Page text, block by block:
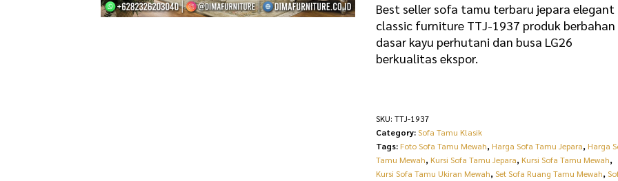
Best seller sofa tamu terbaru jepara elegant
classic furniture TTJ-1937 produk berbahan
dasar kayu perhutani dan busa LG26
berkualitas ekspor.
SKU:TTJ-1937
Category: Sofa Tamu Klasik
Tags: Foto Sofa Tamu Mewah, Harga Sofa Tamu Jepara, Harga
Tamu Mewah, Kursi Sofa Tamu Jepara, Kursi Sofa Tamu Mewah,
Kursi Sofa Tamu Ukiran Mewah, Set Sofa Ruang Tamu Mewah,